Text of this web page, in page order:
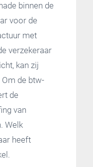
binnen de
voor de
met
verzekeraar
kan zij
de btw-
de
van
Welk
heeft